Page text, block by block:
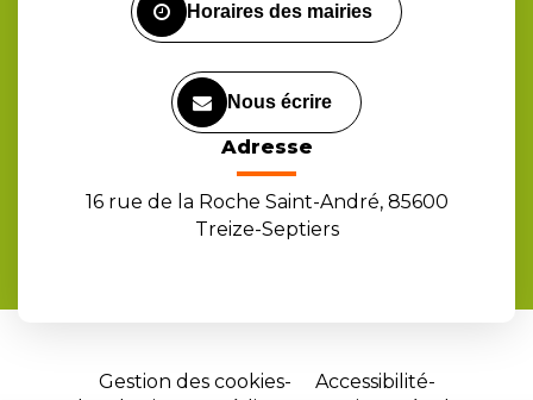
Horaires des mairies
Nous écrire
Adresse
16 rue de la Roche Saint-André, 85600
Treize-Septiers
Gestion des cookies
Accessibilité